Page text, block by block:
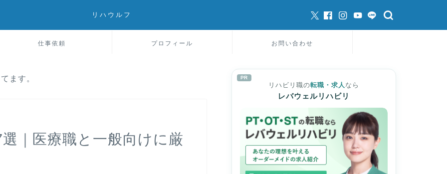
リハウルフ
仕事依頼 プロフィール お問い合わせ
ます。
｜医療職と一般向けに厳
PR
リハビリ職の転職・求人 なら
レバウェルリハビリ